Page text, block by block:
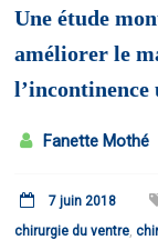
Une étude
améliorer le
Fanette Mothé
7 juin 2018
chirurgie du ventre,